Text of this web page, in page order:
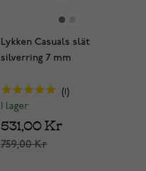
Lykken Casuals slät
silverring 7 mm
I lager
759,00 Kr
531,00 Kr